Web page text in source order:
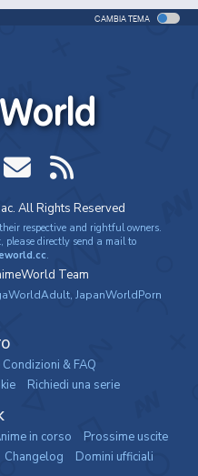
CAMBIA TEMA
All Rights Reserved
respective and rightful owners.
please directly send a mail to
.
Team
, JapanWorldPorn
& FAQ
Richiedi una serie
in corso
Prossime uscite
Changelog Domini ufficiali